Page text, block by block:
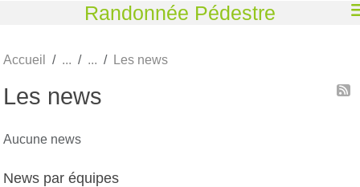
Randonnée Pédestre
Accueil Les news
Les news
Aucune news
News par équipes